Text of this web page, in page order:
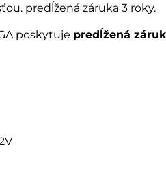
predĺžená záruka 3 roky.
poskytuje predĺžená